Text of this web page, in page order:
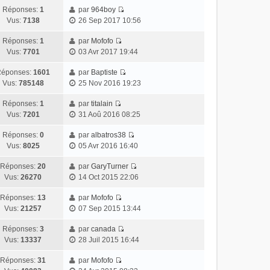
Réponses: 1
Vus: 7138
par964boy
26 Sep 2017 10:56
Réponses: 1
Vus: 7701
par Mofofo
03 Avr 2017 19:44
1601
Vus: 785148
par Baptiste
25 Nov 2016 19:23
Réponses: 1
Vus: 7201
partitalain
31 Aoû 2016 08:25
Réponses: 0
Vus: 8025
paralbatros38
05 Avr 2016 16:40
Réponses: 20
Vus: 26270
parGaryTurner
14 Oct 2015 22:06
Réponses: 13
Vus: 21257
par Mofofo
07 Sep 2015 13:44
Réponses: 3
Vus: 13337
parcanada
28 Juil 2015 16:44
Réponses: 31
par Mofofo